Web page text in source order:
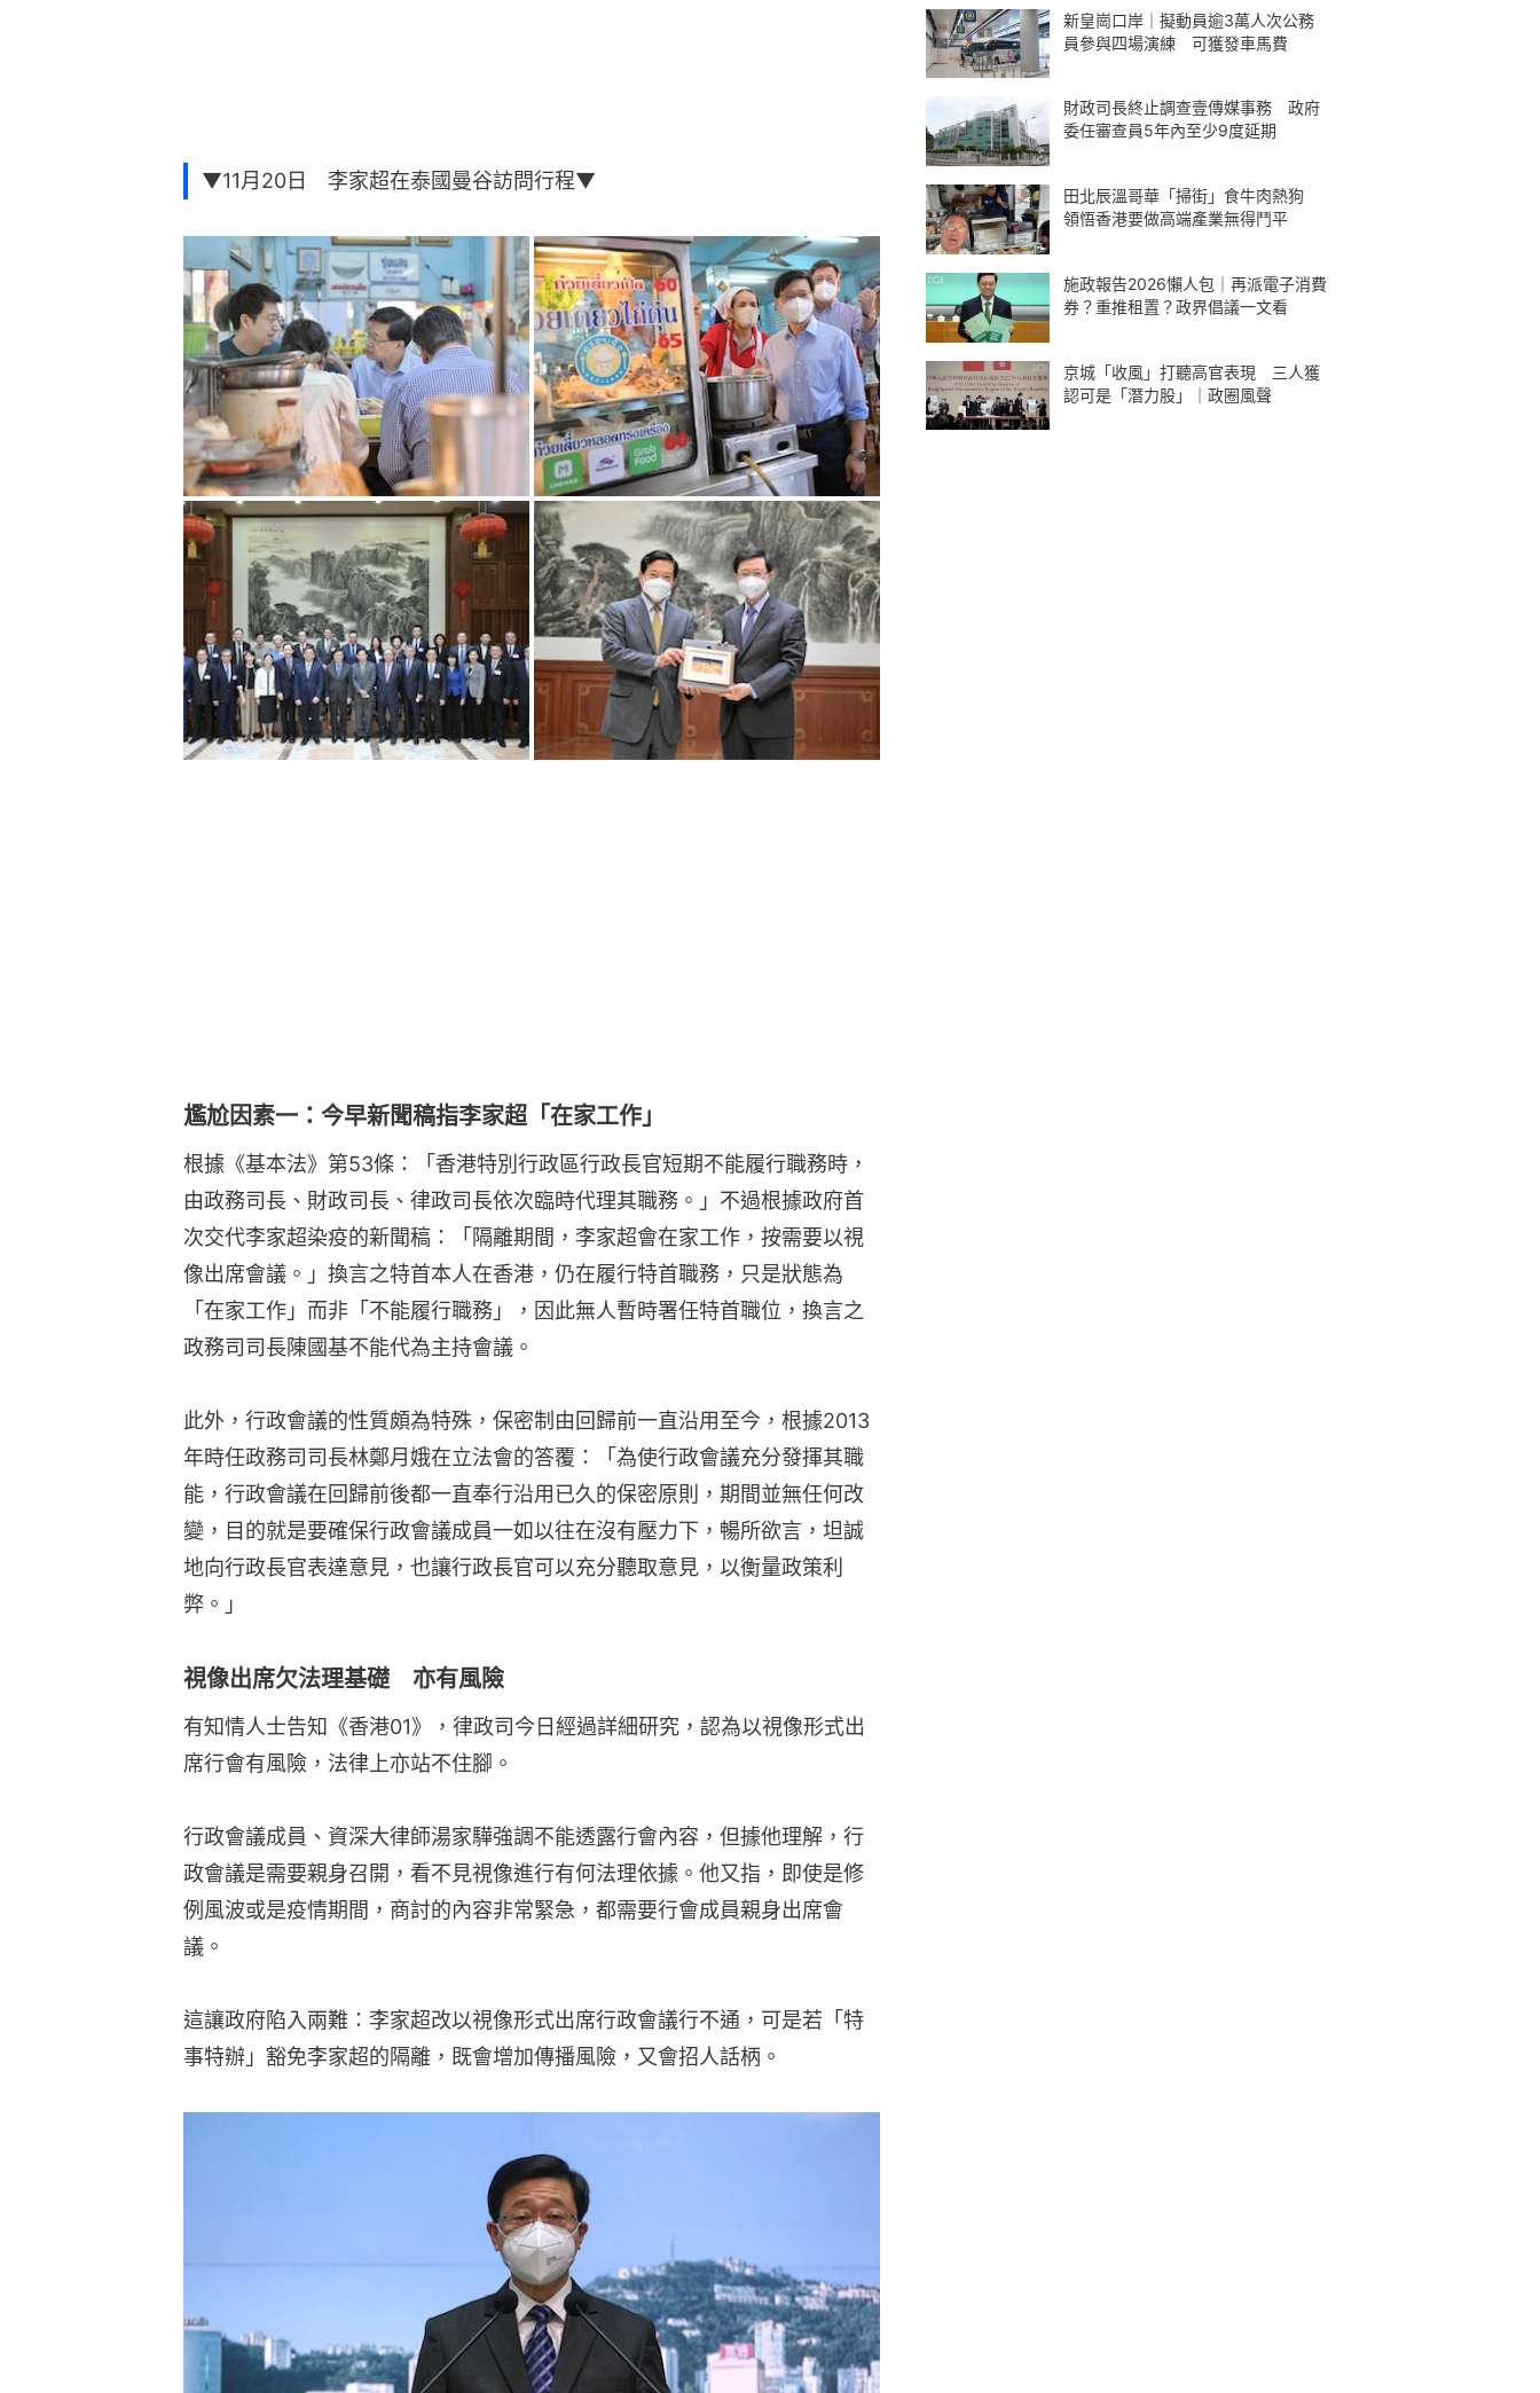
▼11月20日 李家超在泰國曼谷訪問行程▼
尷尬因素一：今早新聞稿指李家超「在家工作」
根據《基本法》第53條：「香港特別行政區行政長官短期不能履行職務時，
由政務司長、財政司長、律政司長依次臨時代理其職務。」不過根據政府首
次交代李家超染疫的新聞稿：「隔離期間，李家超會在家工作，按需要以視
像出席會議。」換言之特首本人在香港，仍在履行特首職務，只是狀態為
「在家工作」而非「不能履行職務」，因此無人暫時署任特首職位，換言之
政務司司長陳國基不能代為主持會議。
此外，行政會議的性質頗為特殊，保密制由回歸前一直沿用至今，根據2013
年時任政務司司長林鄭月娥在立法會的答覆：「為使行政會議充分發揮其職
能，行政會議在回歸前後都一直奉行沿用已久的保密原則，期間並無任何改
變，目的就是要確保行政會議成員一如以往在沒有壓力下，暢所欲言，坦誠
地向行政長官表達意見，也讓行政長官可以充分聽取意見，以衡量政策利
弊。」
視像出席欠法理基礎 亦有風險
有知情人士告知《香港01》，律政司今日經過詳細研究，認為以視像形式出
席行會有風險，法律上亦站不住腳。
行政會議成員、資深大律師湯家驊強調不能透露行會內容，但據他理解，行
政會議是需要親身召開，看不見視像進行有何法理依據。他又指，即使是修
例風波或是疫情期間，商討的內容非常緊急，都需要行會成員親身出席會
議。
這讓政府陷入兩難：李家超改以視像形式出席行政會議行不通，可是若「特
事特辦」豁免李家超的隔離，既會增加傳播風險，又會招人話柄。
新皇崗口岸｜擬動員逾3萬人次公務
員參與四場演練 可獲發車馬費
財政司長終止調查壹傳媒事務 政府
委任審查員5年內至少9度延期
田北辰溫哥華「掃街」食牛肉熱狗
領悟香港要做高端產業無得鬥平
施政報告2026懶人包｜再派電子消費
券？重推租置？政界倡議一文看
京城「收風」打聽高官表現 三人獲
認可是「潛力股」｜政圈風聲